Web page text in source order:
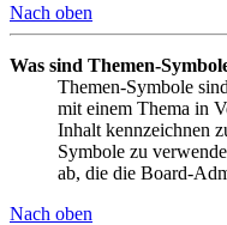
Nach oben
Was sind Themen-
Themen-Symbole
mit einem Thema in
Inhalt kennzeichnen
Symbole zu
ab, die die Board-
Nach oben